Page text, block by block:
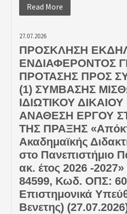
Read More
27.07.2026
ΠΡΟΣΚΛΗΣΗ
ΕΝΔΙΑΦΕΡΟΝΤΟΣ
ΠΡΟΤΑΣΗΣ ΠΡΟΣ
(1) ΣΥΜΒΑΣΗΣ
ΙΔΙΩΤΙΚΟΥ
ΑΝΑΘΕΣΗ ΕΡΓΟΥ
ΤΗΣ ΠΡΑΞΗΣ
Ακαδημαϊκής
στο Πανεπιστήμιο
ακ. έτος 2026 -
84599, Κωδ. ΟΠΣ:
Επιστημονικά
Βενετης)